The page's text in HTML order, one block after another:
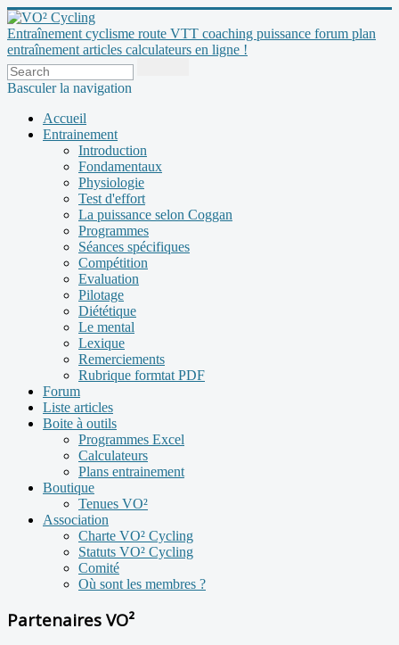
Entraînement cyclisme route VTT coaching puissance forum plan
entraînement articles calculateurs en ligne !
Basculer la navigation
Accueil
Entrainement
Introduction
Fondamentaux
Physiologie
Test d'effort
La puissance selon Coggan
Programmes
Séances spécifiques
Compétition
Evaluation
Pilotage
Diététique
Le mental
Lexique
Remerciements
Rubrique formtat PDF
Forum
Liste articles
Boite à outils
Programmes Excel
Calculateurs
Plans entrainement
Boutique
Tenues VO²
Association
Charte VO² Cycling
Statuts VO² Cycling
Comité
Où sont les membres ?
Partenaires VO²